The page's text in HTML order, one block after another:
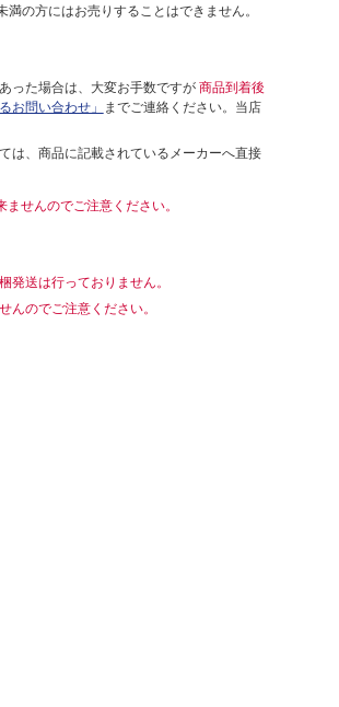
の方にはお売りすることはできません。
った場合は、大変お手数ですが 商品到着後
お問い合わせ」 までご連絡ください。当店
は、商品に記載されているメーカーへ直接
せんのでご注意ください。
発送は行っておりません。
んのでご注意ください。